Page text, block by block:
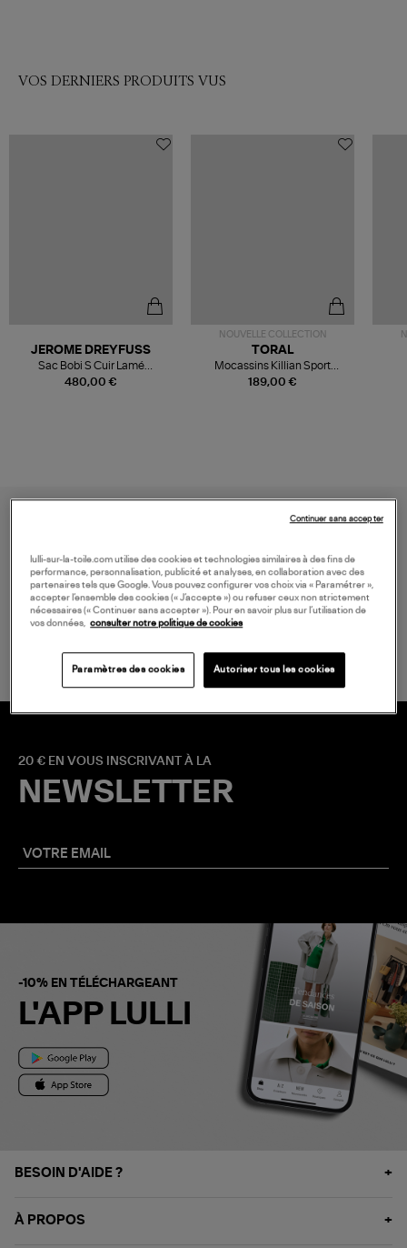
VOS DERNIERS PRODUITS VUS
480,00 €
JEROME DREYFUSS
Sac Bobi S Cuir Lamé
Champagne
NOUVELLE COLLECTION
189,00 €
TORAL
Mocassins Killian Sport
Mousse
LIVRAISON GRATUITE
à partir de 150 € d'achat*
20 € EN VOUS INSCRIVANT À LA
NEWSLETTER
-10% EN TÉLÉCHARGEANT
L'APP LULLI
BESOIN D'AIDE ?
À PROPOS
lulli-sur-la-toile.com utilise des cookies et technologies similaires à des fins de
performance, personnalisation, publicité et analyses, en collaboration avec des
partenaires tels que Google. Vous pouvez configurer vos choix via « Paramétrer »,
accepter l’ensemble des cookies (« J’accepte ») ou refuser ceux non strictement
nécessaires (« Continuer sans accepter »). Pour en savoir plus sur l’utilisation de
vos données, consulter notre politique de cookies
Paramètres des cookies Autoriser tous les cookies
Continuer sans accepter